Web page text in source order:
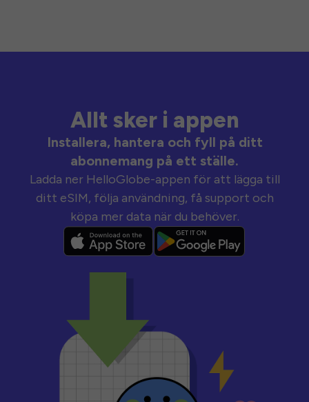
Allt sker i appen
Installera, hantera och fyll på ditt
abonnemang på ett ställe.
Ladda ner HelloGlobe-appen för att lägga till
ditt eSIM, följa användning, få support och
köpa mer data när du behöver.